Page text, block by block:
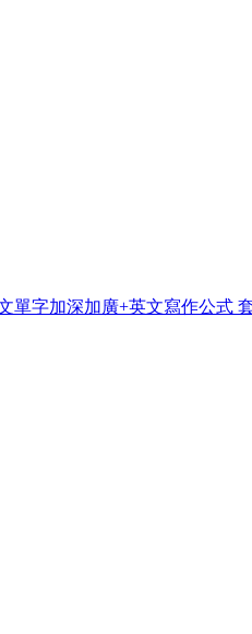
單字加深加廣+英文寫作公式